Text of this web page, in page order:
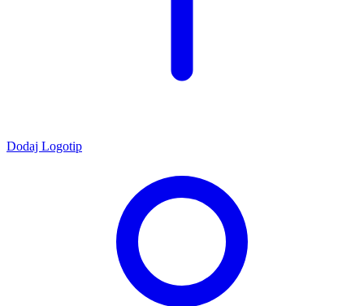
Dodaj Logotip